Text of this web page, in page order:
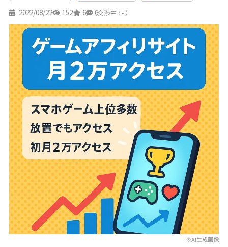
2022/08/22 152 6 6
（交渉中 : - ）
※AI生成画像